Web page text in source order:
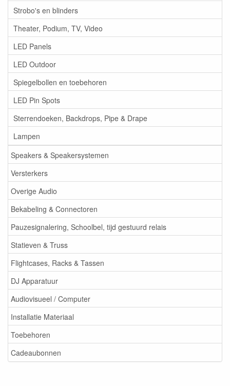
Strobo's en blinders
Theater, Podium, TV, Video
LED Panels
LED Outdoor
Spiegelbollen en toebehoren
LED Pin Spots
Sterrendoeken, Backdrops, Pipe & Drape
Lampen
Speakers & Speakersystemen
Versterkers
Overige Audio
Bekabeling & Connectoren
Pauzesignalering, Schoolbel, tijd gestuurd relais
Statieven & Truss
Flightcases, Racks & Tassen
DJ Apparatuur
Audiovisueel / Computer
Installatie Materiaal
Toebehoren
Cadeaubonnen